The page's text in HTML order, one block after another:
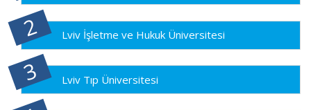
Lviv İşletme ve Hukuk Üniversitesi
Lviv Tıp Üniversitesi